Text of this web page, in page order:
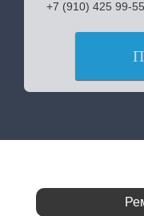
+7 (910) 425 99-55